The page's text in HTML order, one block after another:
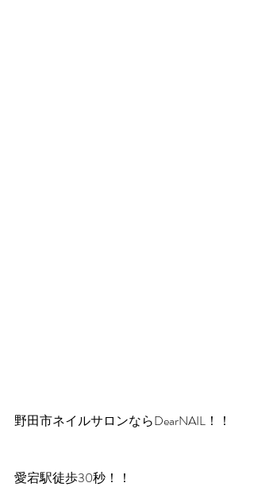
野田市ネイルサロンならDearNAIL！！
愛宕駅徒歩30秒！！